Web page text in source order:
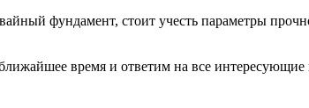
фундамент, стоит учесть параметры
время и ответим на все интересующие